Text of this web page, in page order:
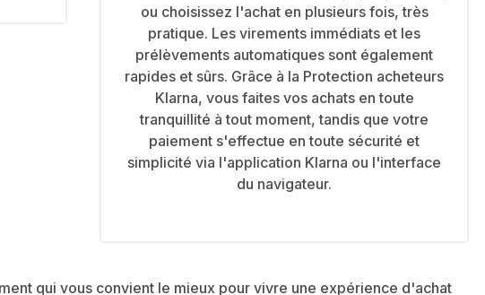
ou choisissez l'achat en plusieurs fois, très
pratique. Les virements immédiats et les
prélèvements automatiques sont également
rapides et sûrs. Grâce à la Protection acheteurs
Klarna, vous faites vos achats en toute
tranquillité à tout moment, tandis que votre
paiement s'effectue en toute sécurité et
simplicité via l'application Klarna ou l'interface
du navigateur.
qui vous convient le mieux pour vivre une expérience d'achat